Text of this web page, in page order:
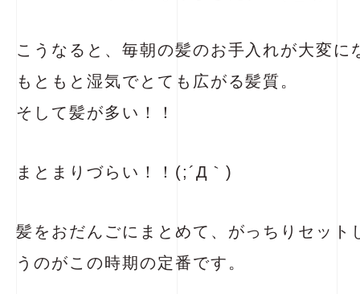
こうなると、毎朝の髪のお手入れが大変に
もともと湿気でとても広がる髪質。
そして髪が多い！！
まとまりづらい！！(;´Д｀)
髪をおだんごにまとめて、がっちりセット
うのがこの時期の定番です。